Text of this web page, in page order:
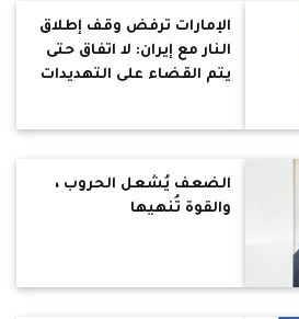
الإمارات ترفض وقف إطلاق
النار مع إيران: لا اتفاق حتى
يتم القضاء على التهديدات
الضعف يُشعل الحروب ،
والقوة تُنهيها